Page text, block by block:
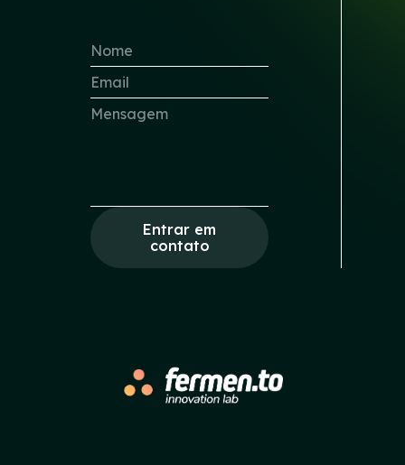
Entrar em
contato